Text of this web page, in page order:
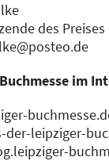
des
im
der-leipziger-